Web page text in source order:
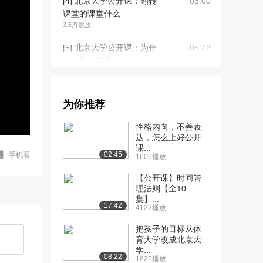
手机看
课堂的课堂什么...
3.5万播放
[5] 北京大学公开课：为什
05:12
念：什么是翻转课...
[7] 北京大学公开课：观
点：翻转课堂不是...
03:25
[8] 北京大学公开课：前
景：视频重塑课堂...
[9] 北京大学公开课：理
2.4万播放
05:01
为你推荐
02:45
性格内向，不善表
达，怎么上好公开
课...
1606播放
17:42
【公开课】时间管
理法则【全10
集】...
4122播放
08:22
把孩子的目标从体
育大学改成北京大
学...
1825播放